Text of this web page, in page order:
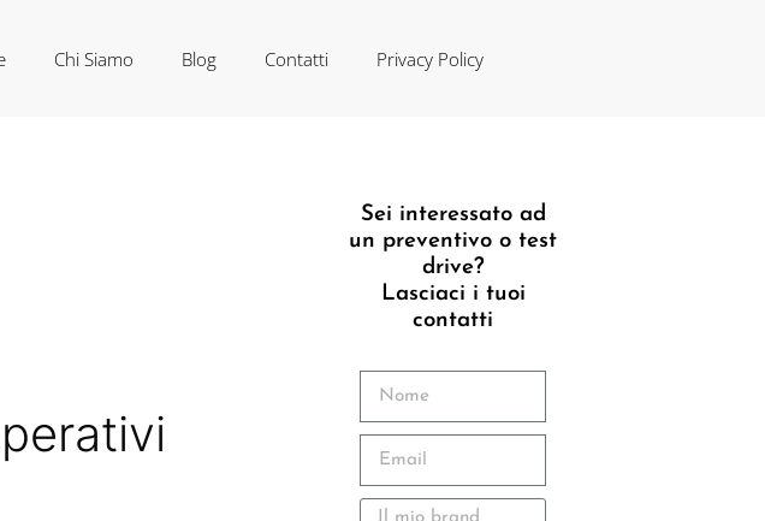
Chi Siamo Blog Contatti Privacy Policy
Sei interessato ad
un preventivo o test
drive?
Lasciaci i tuoi
contatti